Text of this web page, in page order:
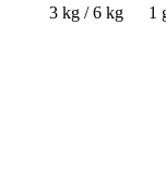
3 kg / 6 kg 1